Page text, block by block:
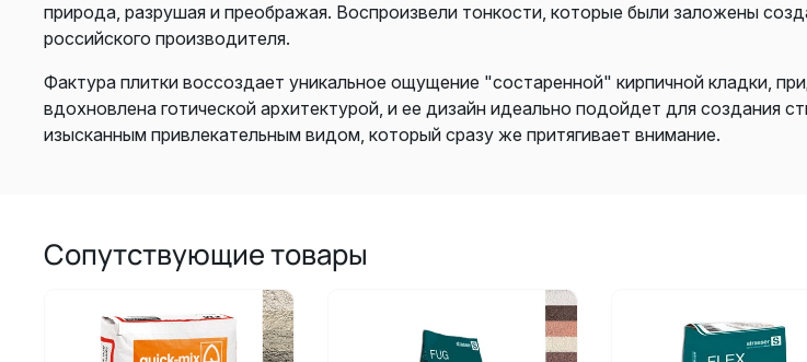
природа, разрушая и преображая. Воспроизвели тонкости, которые были заложены
российского производителя.
Фактура плитки воссоздает уникальное ощущение "состаренной" кирпичной кладки,
вдохновлена готической архитектурой, и ее дизайн идеально подойдет для создания
изысканным привлекательным видом, который сразу же притягивает внимание.
Сопутствующие товары